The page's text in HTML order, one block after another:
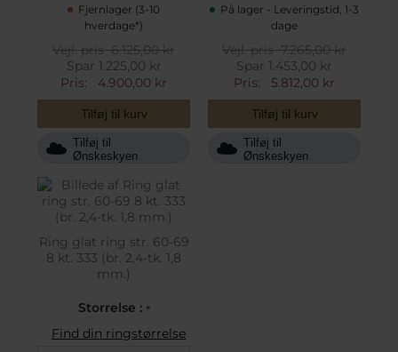
Fjernlager (3-10
hverdage*)
Vejl. pris6.125,00 kr
Spar 1.225,00 kr
Pris:
4.900,00 kr
Tilføj til kurv
Tilføj til
Ønskeskyen
På lager - Leveringstid, 1-3
dage
Vejl. pris7.265,00 kr
Spar 1.453,00 kr
Pris:
5.812,00 kr
Tilføj til kurv
Tilføj til
Ønskeskyen
Ring glat ring str. 60-69
8 kt. 333 (br. 2,4-tk. 1,8
mm.)
Storrelse : *
Find din ringstørrelse